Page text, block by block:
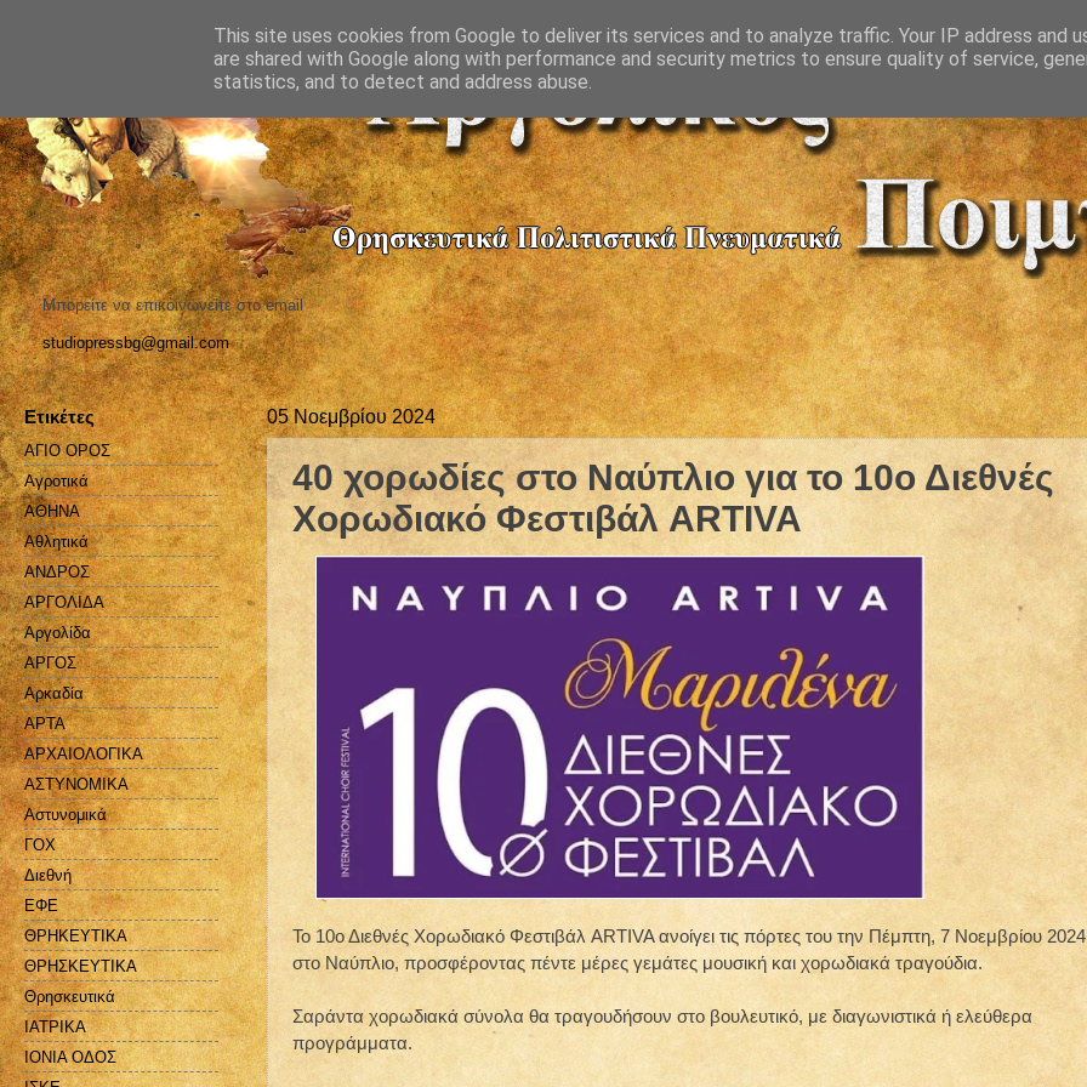
Μπορείτε να επικοινωνείτε στο email
studiopressbg@gmail.com
05 Νοεμβρίου 2024
40 χορωδίες στο Ναύπλιο για το 10ο Διεθνές
Χορωδιακό Φεστιβάλ ARTIVA
Το 10ο Διεθνές Χορωδιακό Φεστιβάλ ARTIVA ανοίγει τις πόρτες του την Πέμπτη, 7 Νοεμβρίου
στο Ναύπλιο, προσφέροντας πέντε μέρες γεμάτες μουσική και χορωδιακά τραγούδια.
Σαράντα χορωδιακά σύνολα θα τραγουδήσουν στο βουλευτικό, με διαγωνιστικά ή ελεύθερα
προγράμματα.
Ετικέτες
ΑΓΙΟ ΟΡΟΣ
Αγροτικά
ΑΘΗΝΑ
Αθλητικά
ΑΝΔΡΟΣ
ΑΡΓΟΛΙΔΑ
Αργολίδα
ΑΡΓΟΣ
Αρκαδία
ΑΡΤΑ
ΑΡΧΑΙΟΛΟΓΙΚΑ
ΑΣΤΥΝΟΜΙΚΑ
Αστυνομικά
ΓΟΧ
Διεθνή
ΕΦΕ
ΘΡΗΚΕΥΤΙΚΑ
ΘΡΗΣΚΕΥΤΙΚΑ
Θρησκευτικά
ΙΑΤΡΙΚΑ
ΙΟΝΙΑ ΟΔΟΣ
This site uses cookies from Google to deliver its services and to analyze traffic. Your IP address and
are shared with Google along with performance and security metrics to ensure quality of service,
statistics, and to detect and address abuse.